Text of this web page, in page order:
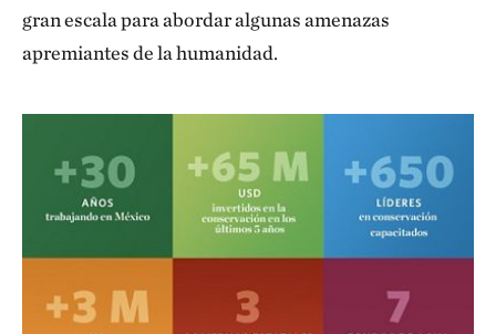
gran escala para abordar algunas amenazas
apremiantes de la humanidad.